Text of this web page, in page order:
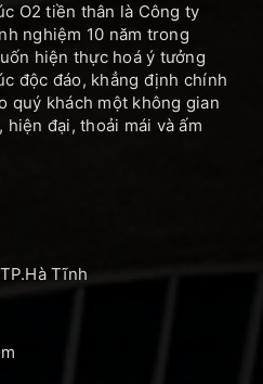
O2 tiền thân là Công ty
nghiệm 10 năm trong
hiện thực hoá ý tưởng
độc đáo, khẳng định chính
quý khách một không gian
đại, thoải mái và ấm
Tĩnh